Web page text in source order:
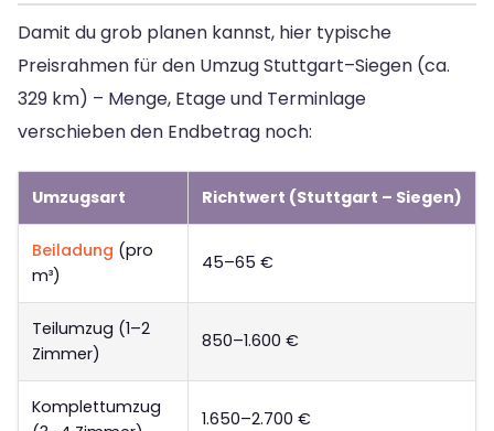
Damit du grob planen kannst, hier typische
Preisrahmen für den Umzug Stuttgart–Siegen (ca.
329 km) – Menge, Etage und Terminlage
verschieben den Endbetrag noch:
Umzugsart Richtwert (Stuttgart – Siegen)
Beiladung (pro
m³)
45–65 €
Teilumzug (1–2
Zimmer)
850–1.600 €
Komplettumzug
1.650–2.700 €